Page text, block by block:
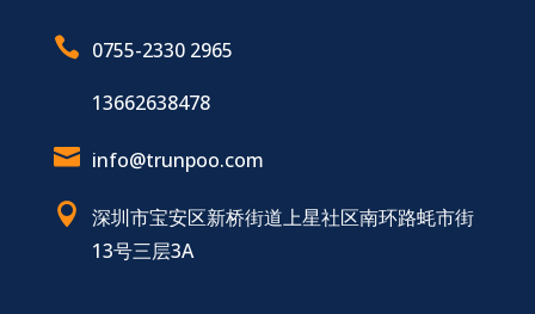
 0755-2330 2965
13662638478
 info@trunpoo.com
 深圳市宝安区新桥街道上星社区南环路蚝市街
13号三层3A